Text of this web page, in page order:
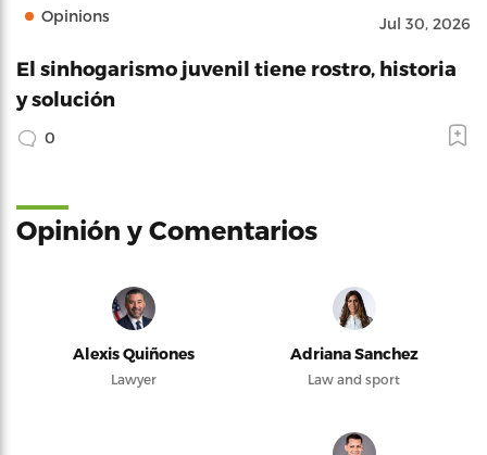
Opinions Jul 30, 2026
El sinhogarismo juvenil tiene rostro, historia
y solución
0
Opinión y Comentarios
Alexis Quiñones
Lawyer
Adriana Sanchez
Law and sport